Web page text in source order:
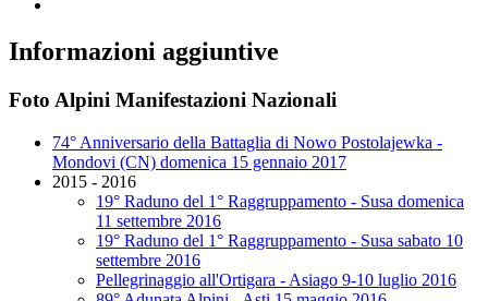
Informazioni aggiuntive
Foto Alpini Manifestazioni Nazionali
74° Anniversario della Battaglia di Nowo Postolajewka -
Mondovi (CN) domenica 15 gennaio 2017
2015 - 2016
19° Raduno del 1° Raggruppamento - Susa domenica
11 settembre 2016
19° Raduno del 1° Raggruppamento - Susa sabato 10
settembre 2016
Pellegrinaggio all'Ortigara - Asiago 9-10 luglio 2016